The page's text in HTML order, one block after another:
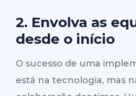
2. Envolva as
desde o início
O sucesso de uma
está na tecnologia, mas